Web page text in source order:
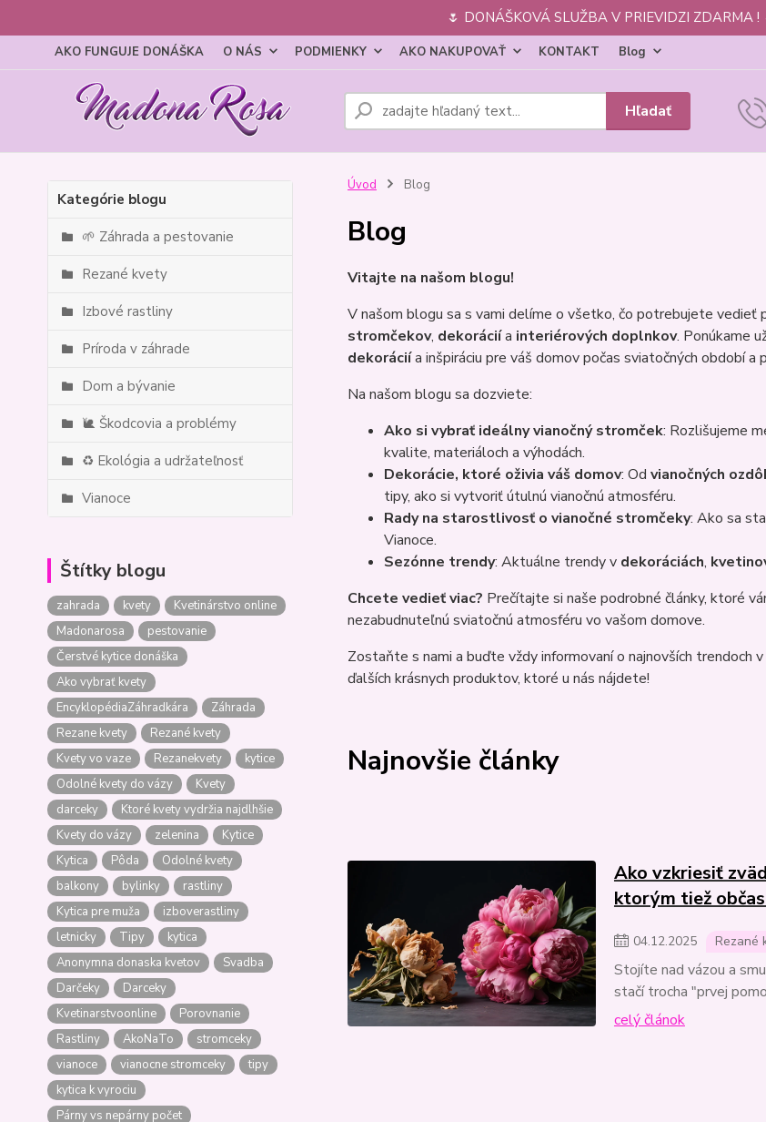
🌷 DONÁŠKOVÁ SLUŽBA V PRIEVIDZI ZDARMA !
AKO FUNGUJE DONÁŠKA O NÁS PODMIENKY AKO NAKUPOVAŤ KONTAKT Blog
Hľadať
Kategórie blogu
🌱 Záhrada a pestovanie
Rezané kvety
Izbové rastliny
Príroda v záhrade
Dom a bývanie
🐌 Škodcovia a problémy
♻️ Ekológia a udržateľnosť
Vianoce
Štítky blogu
zahrada kvety
Kvetinárstvo online
Madonarosa
pestovanie
Čerstvé kytice donáška
Ako vybrať kvety
EncyklopédiaZáhradkára
Záhrada
Rezane kvety
Rezané kvety
Kvety vo vaze
Rezanekvety
kytice
Odolné kvety do vázy
Kvety
darceky
Ktoré kvety vydržia najdlhšie
Kvety do vázy
zelenina
Kytice
Kytica
Pôda
Odolné kvety
balkony
bylinky
rastliny
Kytica pre muža
izboverastliny
letnicky
Tipy
kytica
Anonymna donaska kvetov
Svadba
Darčeky
Darceky
Kvetinarstvoonline
Porovnanie
Rastliny
AkoNaTo
stromceky
vianoce
vianocne stromceky
tipy
kytica k vyrociu
Párny vs nepárny počet
Úvod Blog
Blog
Vitajte na našom blogu!
V našom blogu sa s vami delíme o všetko, čo potrebujete vedieť
stromčekov, dekoráciía interiérových doplnkov. Ponúkame
dekoráciía inšpiráciu pre váš domov počas sviatočných období a
Na našom blogu sa dozviete:
Ako si vybrať ideálny vianočný stromček: Rozlišujeme
kvalite, materiáloch a výhodách.
Dekorácie, ktoré oživia váš domov: Od vianočných
tipy, ako si vytvoriť útulnú vianočnú atmosféru.
Rady na starostlivosť o vianočné stromčeky: Ako sa
Vianoce.
Sezónne trendy: Aktuálne trendy v dekoráciách,
Chcete vedieť viac? Prečítajte si naše podrobné články, ktoré
nezabudnuteľnú sviatočnú atmosféru vo vašom domove.
Zostaňte s nami a buďte vždy informovaní o najnovších trendoch
ďalších krásnych produktov, ktoré u nás nájdete!
Najnovšie články
Ako vzkriesiť
ktorým tiež
04.12.2025 Rezané
Stojíte nad vázou a
stačí trocha "prvej
celý článok